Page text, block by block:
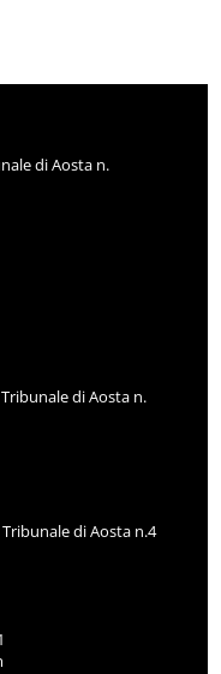
di Aosta n.
di Aosta n.
di Aosta n.4